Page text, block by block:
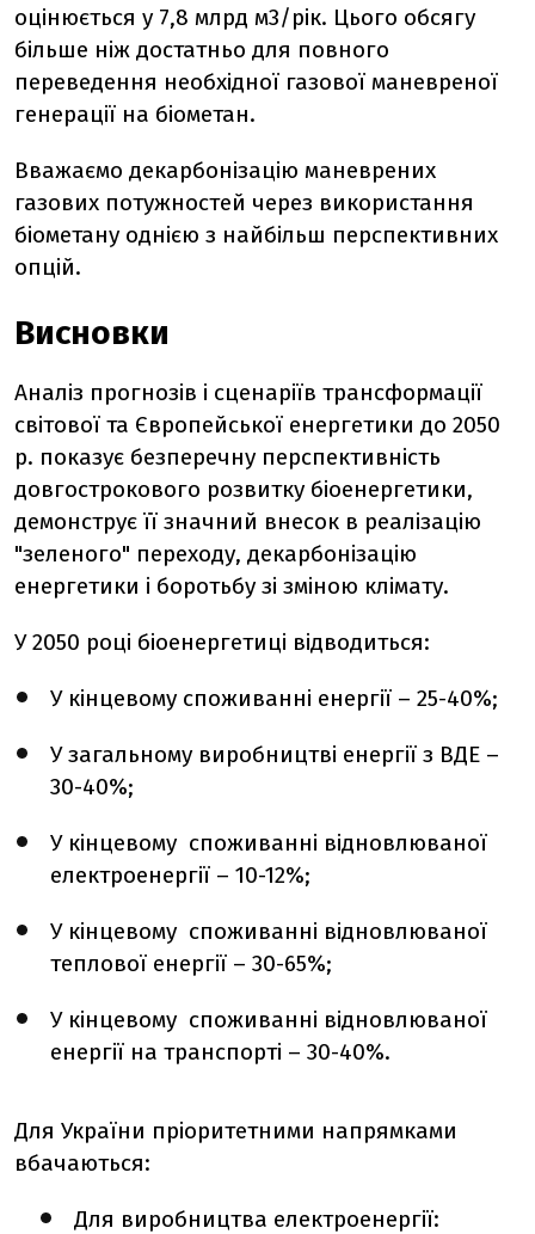
оцінюється у 7,8 млрд м3/рік. Цього обсягу
більше ніж достатньо для повного
переведення необхідної газової маневреної
генерації на біометан.
Вважаємо декарбонізацію маневрених
газових потужностей через використання
біометану однією з найбільш перспективних
опцій.
Висновки
Аналіз прогнозів і сценаріїв трансформації
світової та Європейської енергетики до 2050
р. показує безперечну перспективність
довгострокового розвитку біоенергетики,
демонструє її значний внесок в реалізацію
"зеленого" переходу, декарбонізацію
енергетики і боротьбу зі зміною клімату.
У 2050 році біоенергетиці відводиться:
У кінцевому споживанні енергії – 25-40%;
У загальному виробництві енергії з ВДЕ –
30-40%;
У кінцевому споживанні відновлюваної
електроенергії – 10-12%;
У кінцевому споживанні відновлюваної
теплової енергії – 30-65%;
У кінцевому споживанні відновлюваної
енергії на транспорті – 30-40%.
Для України пріоритетними напрямками
вбачаються:
Для виробництва електроенергії: